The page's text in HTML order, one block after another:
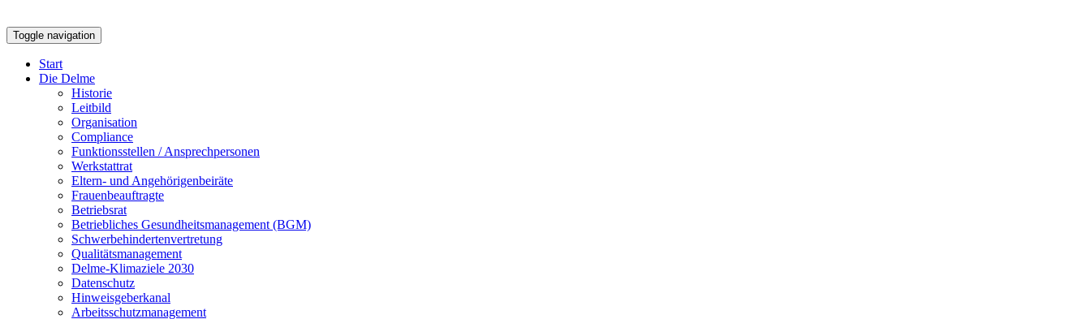
Toggle navigation
Start
Die Delme
Historie
Leitbild
Organisation
Compliance
Funktionsstellen / Ansprechpersonen
Werkstattrat
Eltern- und Angehörigenbeiräte
Frauenbeauftragte
Betriebsrat
Betriebliches Gesundheitsmanagement (BGM)
Schwerbehindertenvertretung
Qualitätsmanagement
Delme-Klimaziele 2030
Datenschutz
Hinweisgeberkanal
Arbeitsschutzmanagement